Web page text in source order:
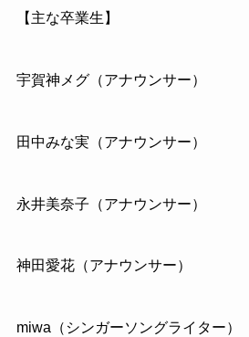
【主な卒業生】
宇賀神メグ（アナウンサー）
田中みな実（アナウンサー）
永井美奈子（アナウンサー）
神田愛花（アナウンサー）
miwa（シンガーソングライター）